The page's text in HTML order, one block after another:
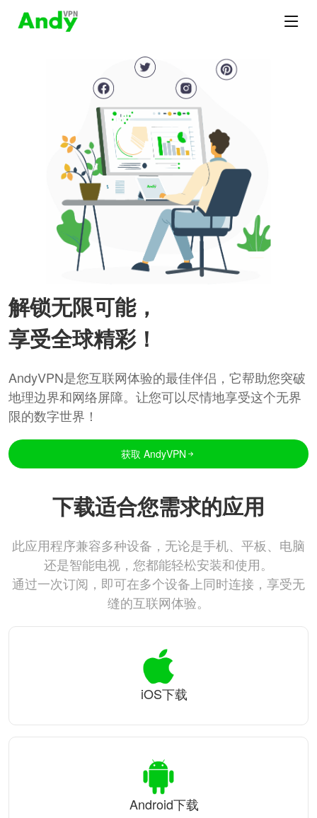
解锁无限可能，
享受全球精彩！
AndyVPN是您互联网体验的最佳伴侣，它帮助您突破
地理边界和网络屏障。让您可以尽情地享受这个无界
限的数字世界！
获取 AndyVPN
下载适合您需求的应用
此应用程序兼容多种设备，无论是手机、平板、电脑
还是智能电视，您都能轻松安装和使用。
通过一次订阅，即可在多个设备上同时连接，享受无
缝的互联网体验。
iOS下载
Android下载